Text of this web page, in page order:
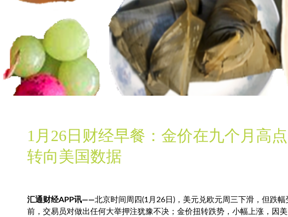
1月26日财经早餐：金价在九个月高
转向美国数据
汇通财经APP讯——北京时间周四(1月26日)，美元兑欧元周三下滑，但跌
前，交易员对做出任何大举押注犹豫不决；金价扭转跌势，小幅上涨，因